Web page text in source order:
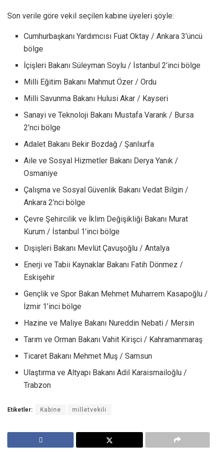
Son verile göre vekil seçilen kabine üyeleri şöyle:
Cumhurbaşkanı Yardımcısı Fuat Oktay / Ankara 3’üncü
bölge
İçişleri Bakanı Süleyman Soylu / İstanbul 2’inci bölge
Milli Eğitim Bakanı Mahmut Özer / Ordu
Milli Savunma Bakanı Hulusi Akar / Kayseri
Sanayi ve Teknoloji Bakanı Mustafa Varank / Bursa
2’nci bölge
Adalet Bakanı Bekir Bozdağ / Şanlıurfa
Aile ve Sosyal Hizmetler Bakanı Derya Yanık /
Osmaniye
Çalışma ve Sosyal Güvenlik Bakanı Vedat Bilgin /
Ankara 2’nci bölge
Çevre Şehircilik ve İklim Değişikliği Bakanı Murat
Kurum / İstanbul 1’inci bölge
Dışişleri Bakanı Mevlüt Çavuşoğlu / Antalya
Enerji ve Tabii Kaynaklar Bakanı Fatih Dönmez /
Eskişehir
Gençlik ve Spor Bakan Mehmet Muharrem Kasapoğlu /
İzmir 1’inci bölge
Hazine ve Maliye Bakanı Nureddin Nebati / Mersin
Tarım ve Orman Bakanı Vahit Kirişci / Kahramanmaraş
Ticaret Bakanı Mehmet Muş / Samsun
Ulaştırma ve Altyapı Bakanı Adil Karaismailoğlu /
Trabzon
Etiketler: Kabine milletvekili